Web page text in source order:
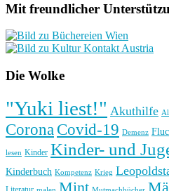
Mit freundlicher
Die Wolke
"Yuki liest!" Akuthilfe
Corona Covid-19 Demenz
lesen Kinder Kinder- und
Kinderbuch Kompetenz Krieg
Mint